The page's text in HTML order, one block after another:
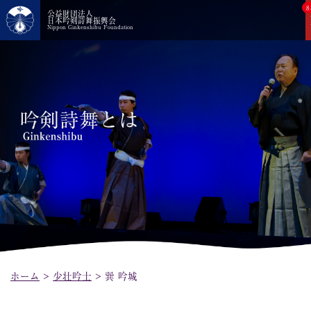
公益財団法人
日本吟剣詩舞振興会
Nippon Ginkenshibu Foundation
ホーム > 少壮吟士 > 巽 吟城